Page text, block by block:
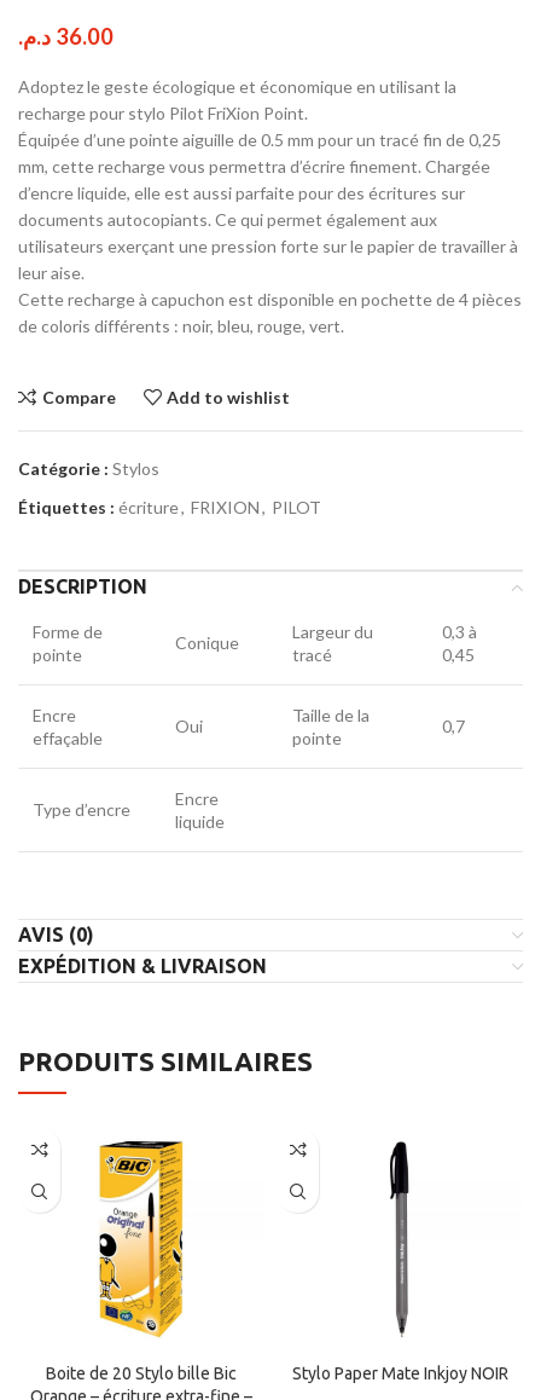
36.00 د.م.
Adoptez le geste écologique et économique en utilisant la
recharge pour stylo Pilot FriXion Point.
Équipée d’une pointe aiguille de 0.5 mm pour un tracé fin de 0,25
mm, cette recharge vous permettra d’écrire finement. Chargée
d’encre liquide, elle est aussi parfaite pour des écritures sur
documents autocopiants. Ce qui permet également aux
utilisateurs exerçant une pression forte sur le papier de travailler à
leur aise.
Cette recharge à capuchon est disponible en pochette de 4 pièces
de coloris différents : noir, bleu, rouge, vert.
Compare Add to wishlist
Catégorie : Stylos
Étiquettes : écriture, FRIXION, PILOT
DESCRIPTION
Forme de
pointe
Conique
Largeur du
tracé
0,3 à
0,45
Encre
effaçable
Oui
Taille de la
pointe
0,7
Type d’encre
Encre
liquide
AVIS (0)
EXPÉDITION & LIVRAISON
PRODUITS SIMILAIRES
Boite de 20 Stylo bille Bic
Stylo Paper Mate Inkjoy NOIR